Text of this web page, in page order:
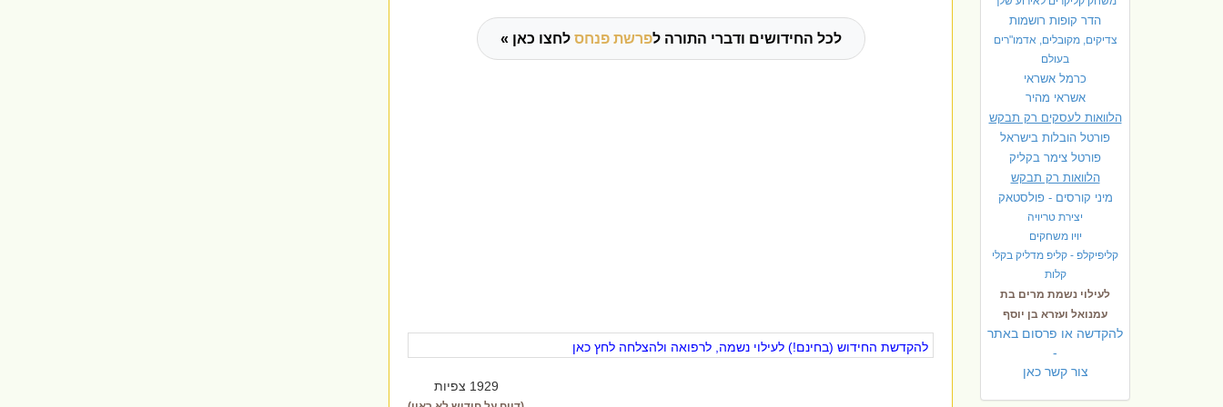
הדר קופות רושמות
צדיקים, מקובלים, אדמו"רים
בעולם
כרמל אשראי
אשראי מהיר
הלוואות לעסקים רק תבקש
פורטל הובלות בישראל
פורטל צימר בקליק
הלוואות רק תבקש
מיני קורסים - פולסטאק
יצירת טריויה
יויו משחקים
קליפיקלפ - קליפ מדליק בקלי
קלות
לעילוי נשמת מרים בת
עמנואל ועזרא בן יוסף
להקדשה או פרסום באתר
-
צור קשר כאן
לכל החידושים ודברי התורה לפרשת פנחס לחצו כאן »
להקדשת החידוש (בחינם!) לעילוי נשמה, לרפואה ולהצלחה לחץ כאן
1929 צפיות